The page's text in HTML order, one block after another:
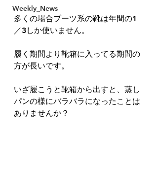
Weekly_News
多くの場合ブーツ系の靴は年間の1
／3しか使いません。
履く期間より靴箱に入ってる期間の
方が長いです。
いざ履こうと靴箱から出すと、蒸し
パンの様にバラバラになったことは
ありませんか？